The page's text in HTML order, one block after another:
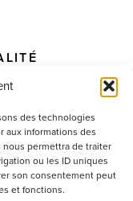
des technologies
aux informations des
permettra de traiter
ou les ID uniques
son consentement peut
et fonctions.
– Website by